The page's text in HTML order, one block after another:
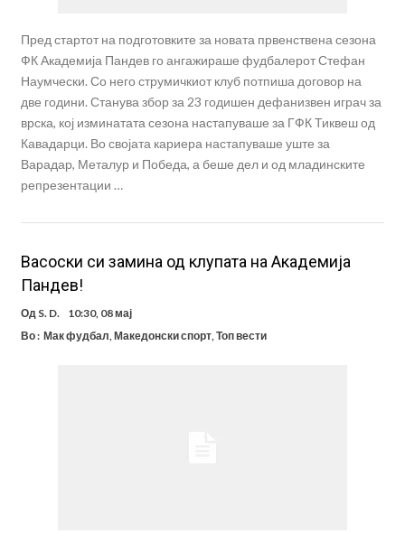
Пред стартот на подготовките за новата првенствена сезона
ФК Академија Пандев го ангажираше фудбалерот Стефан
Наумчески. Со него струмичкиот клуб потпиша договор на
две години. Станува збор за 23 годишен дефанизвен играч за
врска, кој изминатата сезона настапуваше за ГФК Тиквеш од
Кавадарци. Во својата кариера настапуваше уште за
Варадар, Металур и Победа, а беше дел и од младинските
репрезентации …
Васоски си замина од клупата на Академија
Пандев!
Од S. D.
10:30, 08 мај
Во : Мак фудбал,Македонски спорт,Топ вести